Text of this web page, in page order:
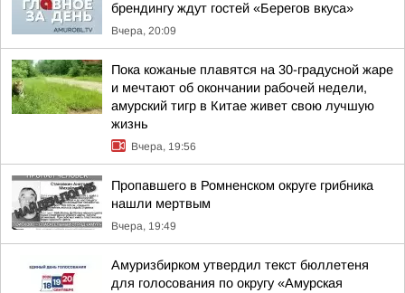
брендингу ждут гостей «Берегов вкуса»
Вчера, 20:09
Пока кожаные плавятся на 30-градусной жаре
и мечтают об окончании рабочей недели,
амурский тигр в Китае живет свою лучшую
жизнь
Вчера, 19:56
Пропавшего в Ромненском округе грибника
нашли мертвым
Вчера, 19:49
Амуризбирком утвердил текст бюллетеня
для голосования по округу «Амурская